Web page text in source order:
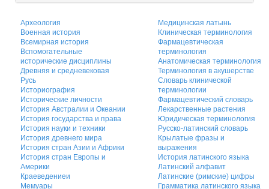
Археология
Военная история
Всемирная история
Вспомогательные
исторические дисциплины
Древняя и средневековая
Русь
Историография
Исторические личности
История Австралии и Океании
История государства и права
История науки и техники
История древнего мира
История стран Азии и Африки
История стран Европы и
Америки
Краеведениеи
Мемуары
Медицинская латынь
Клиническая терминология
Фармацевтическая
терминология
Анатомическая терминология
Терминология в акушерстве
Словарь клинической
терминологии
Фармацевтический словарь
Лекарственные растения
Юридическая терминология
Русско-латинский словарь
Крылатые фразы и
выражения
История латинского языка
Латинский алфавит
Латинские (римские) цифры
Грамматика латинского языка